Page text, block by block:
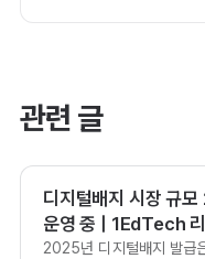
관련 글
디지털배지 시장 규
운영 중 | 1EdTech
2025년 디지털배지 발급